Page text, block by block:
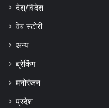
देश/विदेश
वेब स्टोरी
अन्य
ब्रेकिंग
मनोरंजन
प्रदेश